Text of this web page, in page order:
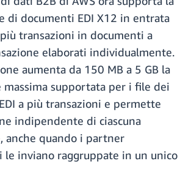
di documenti EDI X12 in entrata
transazioni in documenti a
elaborati individualmente.
aumenta da 150 MB a 5 GB la
massima supportata per i file dei
a più transazioni e permette
indipendente di ciascuna
anche quando i partner
le inviano raggruppate in un unico